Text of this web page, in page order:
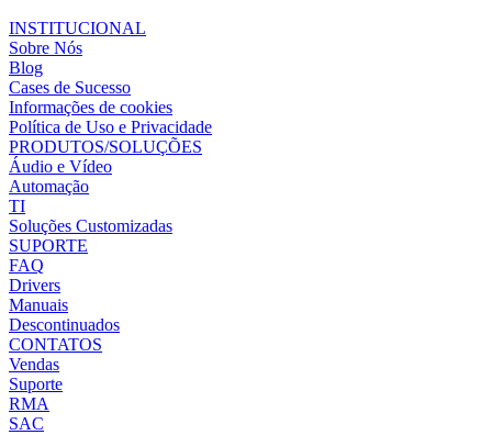
INSTITUCIONAL
Sobre Nós
Blog
Cases de Sucesso
Informações de cookies
Política de Uso e Privacidade
PRODUTOS/SOLUÇÕES
Áudio e Vídeo
Automação
TI
Soluções Customizadas
SUPORTE
FAQ
Drivers
Manuais
Descontinuados
CONTATOS
Vendas
Suporte
RMA
SAC